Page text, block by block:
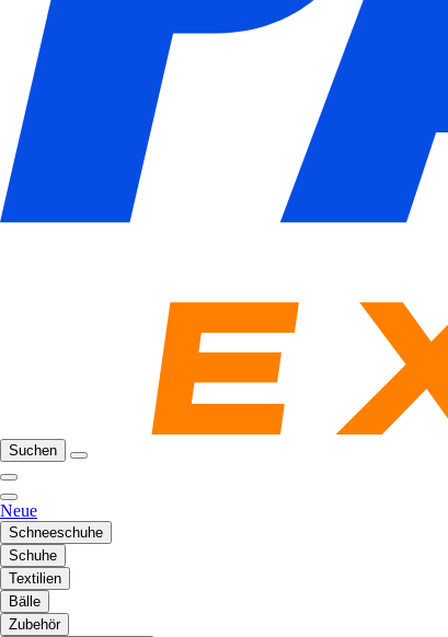
Suchen
Neue
Schneeschuhe
Schuhe
Textilien
Bälle
Zubehör